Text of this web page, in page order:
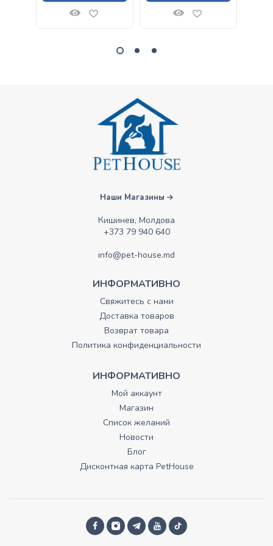
Наши Магазины
Кишинев, Молдова
+373 79 940 640
info@pet-house.md
ИНФОРМАТИВНО
Свяжитесь с нами
Доставка товаров
Возврат товара
Политика конфиденциальности
ИНФОРМАТИВНО
Мой аккаунт
Магазин
Список желаний
Новости
Блог
Дисконтная карта PetHouse